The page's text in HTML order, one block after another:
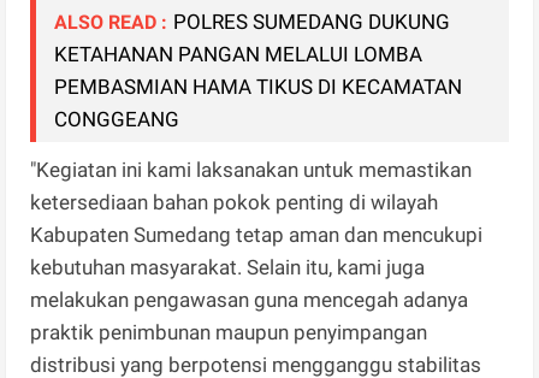
ALSO READ : POLRES SUMEDANG DUKUNG
KETAHANAN PANGAN MELALUI LOMBA
PEMBASMIAN HAMA TIKUS DI KECAMATAN
CONGGEANG
"Kegiatan ini kami laksanakan untuk memastikan
ketersediaan bahan pokok penting di wilayah
Kabupaten Sumedang tetap aman dan mencukupi
kebutuhan masyarakat. Selain itu, kami juga
melakukan pengawasan guna mencegah adanya
praktik penimbunan maupun penyimpangan
distribusi yang berpotensi mengganggu stabilitas